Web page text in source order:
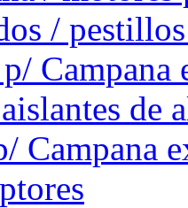
/
Campana
de
Campana